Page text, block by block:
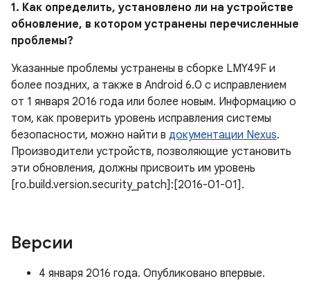
1. Как определить, установлено ли на устройстве
обновление, в котором устранены перечисленные
проблемы?
Указанные проблемы устранены в сборке LMY49F и
более поздних, а также в Android 6.0 с исправлением
от 1 января 2016 года или более новым. Информацию о
том, как проверить уровень исправления системы
безопасности, можно найти в документации Nexus.
Производители устройств, позволяющие установить
эти обновления, должны присвоить им уровень
[ro.build.version.security_patch]:[2016-01-01].
Версии
4 января 2016 года. Опубликовано впервые.